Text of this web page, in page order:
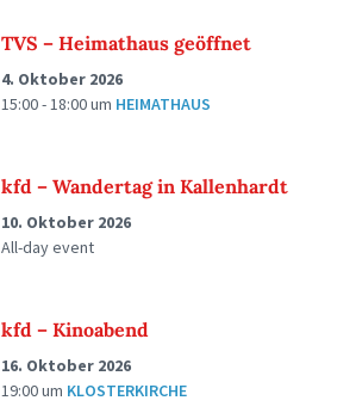
TVS – Heimathaus geöffnet
4. Oktober 2026
15:00 - 18:00um HEIMATHAUS
kfd – Wandertag in Kallenhardt
10. Oktober 2026
All-day event
kfd – Kinoabend
16. Oktober 2026
19:00um KLOSTERKIRCHE